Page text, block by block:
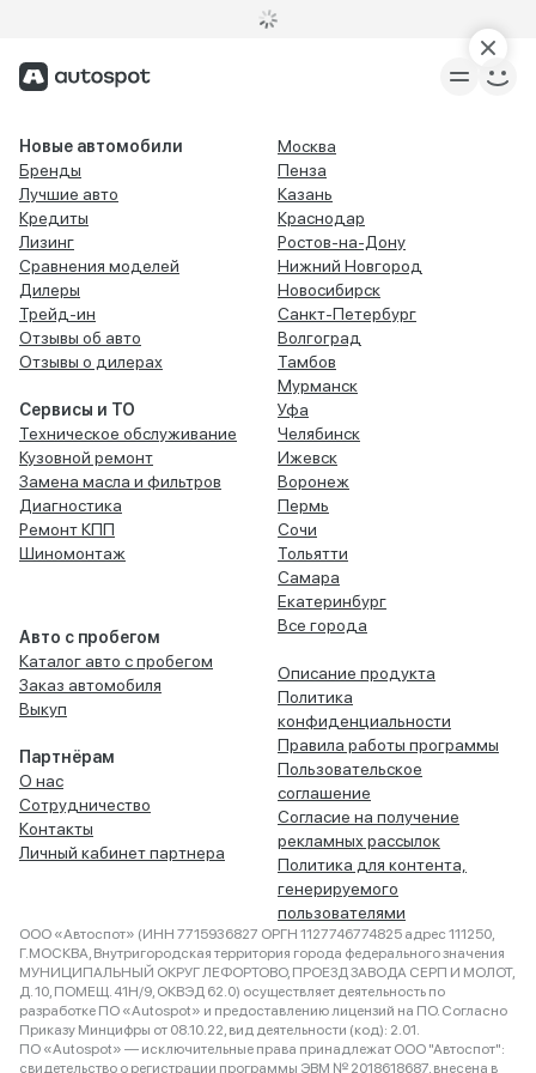
Новые автомобили
Бренды
Лучшие авто
Кредиты
Лизинг
Сравнения моделей
Дилеры
Трейд-ин
Отзывы об авто
Отзывы о дилерах
Сервисы и ТО
Техническое обслуживание
Кузовной ремонт
Замена масла и фильтров
Диагностика
Ремонт КПП
Шиномонтаж
Авто с пробегом
Каталог авто с пробегом
Заказ автомобиля
Выкуп
Партнёрам
О нас
Сотрудничество
Контакты
Личный кабинет партнера
Москва
Пенза
Казань
Краснодар
Ростов-на-Дону
Нижний Новгород
Новосибирск
Санкт-Петербург
Волгоград
Тамбов
Мурманск
Уфа
Челябинск
Ижевск
Воронеж
Пермь
Сочи
Тольятти
Самара
Екатеринбург
Все города
Описание продукта
Политика
конфиденциальности
Правила работы программы
Пользовательское
соглашение
Согласие на получение
рекламных рассылок
Политика для контента,
генерируемого
пользователями
ООО «Автоспот» (ИНН 7715936827 ОРГН 1127746774825 адрес 111250,
Г.МОСКВА, Внутригородская территория города федерального значения
МУНИЦИПАЛЬНЫЙ ОКРУГ ЛЕФОРТОВО, ПРОЕЗД ЗАВОДА СЕРП И МОЛОТ,
Д. 10, ПОМЕЩ. 41Н/9, ОКВЭД 62.0) осуществляет деятельность по
разработке ПО «Autospot» и предоставлению лицензий на ПО. Согласно
Приказу Минцифры от 08.10.22, вид деятельности (код): 2.01.
ПО «Autospot» — исключительные права принадлежат ООО "Автоспот":
свидетельство о регистрации программы ЭВМ № 2018618687, внесена в